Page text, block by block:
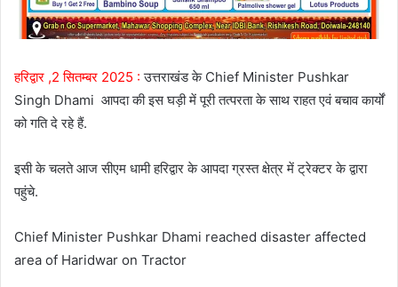
हरिद्वार ,2 सितम्बर 2025 : उत्तराखंड के Chief Minister Pushkar
Singh Dhami आपदा की इस घड़ी में पूरी तत्परता के साथ राहत एवं बचाव कार्यों
को गति दे रहे हैं.
इसी के चलते आज सीएम धामी हरिद्वार के आपदा ग्रस्त क्षेत्र में ट्रेक्टर के द्वारा
पहुंचे.
Chief Minister Pushkar Dhami reached disaster affected
area of Haridwar on Tractor